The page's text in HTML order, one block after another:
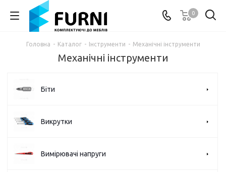
0
Головна - Каталог - Інструменти - Механічні інструменти
Механічні інструменти
Біти
Викрутки
Вимірювачі напруги